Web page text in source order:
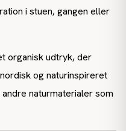
i stuen, gangen eller
organisk udtryk, der
og naturinspireret
naturmaterialer som